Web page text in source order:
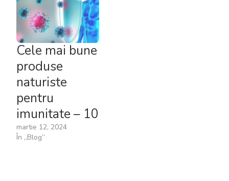
Cele mai bune
produse
naturiste
pentru
imunitate – 10
martie 12, 2024
În „Blog”